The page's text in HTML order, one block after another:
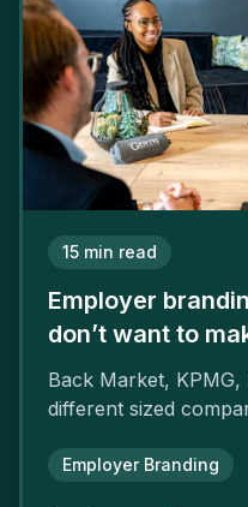
15 min read
Employer
don’t want to
Back Market,
different sized
attractiveness and
Employer Branding